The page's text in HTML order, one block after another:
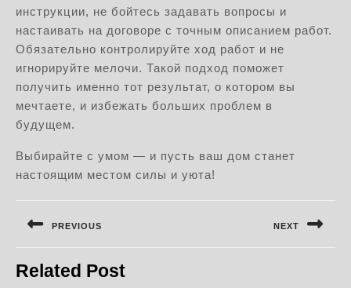
инструкции, не бойтесь задавать вопросы и
настаивать на договоре с точным описанием работ.
Обязательно контролируйте ход работ и не
игнорируйте мелочи. Такой подход поможет
получить именно тот результат, о котором вы
мечтаете, и избежать больших проблем в
будущем.
Выбирайте с умом — и пусть ваш дом станет
настоящим местом силы и уюта!
по
PREVIOUS
запись:
NEXT
Related Post